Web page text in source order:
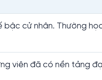
bậc cử nhân. Thường
viên đã có nền tảng